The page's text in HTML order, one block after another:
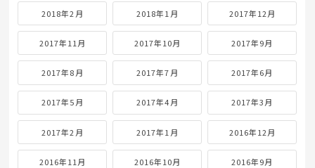
2018年2月 2018年1月 2017年12月
2017年11月 2017年10月 2017年9月
2017年8月 2017年7月 2017年6月
2017年5月 2017年4月 2017年3月
2017年2月 2017年1月 2016年12月
2016年11月 2016年10月 2016年9月